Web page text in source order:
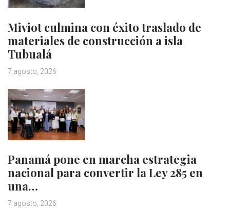
Miviot culmina con éxito traslado de
materiales de construcción a isla
Tubualá
7 agosto, 2026
Panamá pone en marcha estrategia
nacional para convertir la Ley 285 en
una…
7 agosto, 2026